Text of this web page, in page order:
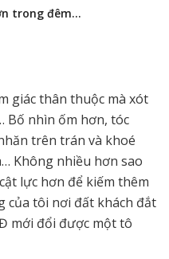
trong đêm…
giác thân thuộc mà xót
Bố nhìn ốm hơn, tóc
trên trán và khoé
Không nhiều hơn sao
lực hơn để kiếm thêm
của tôi nơi đất khách đắt
mới đổi được một tô